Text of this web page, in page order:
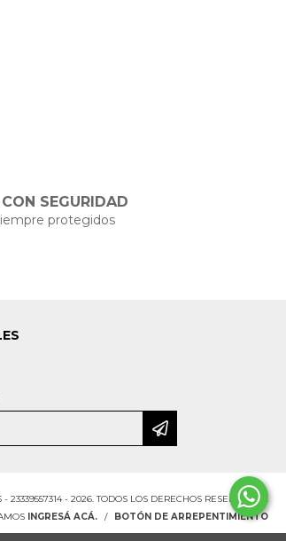
SEGURIDAD
protegidos
23339557314 - 2026. TODOS LOS DERECHOS RESERVADOS.
INGRESÁ ACÁ. / BOTÓN DE ARREPENTIMIENTO